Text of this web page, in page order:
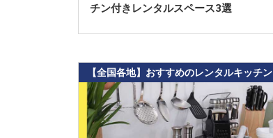
チン付きレンタルスペース3選
【全国各地】おすすめのレンタルキッチン